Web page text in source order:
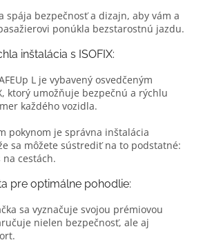
spája bezpečnosť a dizajn, aby vám a
ponúkla bezstarostnú jazdu.
inštalácia s ISOFIX:
L je vybavený osvedčeným
ktorý umožňuje bezpečnú a rýchlu
každého vozidla.
pokynom je správna inštalácia
sa môžete sústrediť na to podstatné:
na cestách.
pre optimálne pohodlie:
sa vyznačuje svojou prémiovou
nielen bezpečnosť, ale aj